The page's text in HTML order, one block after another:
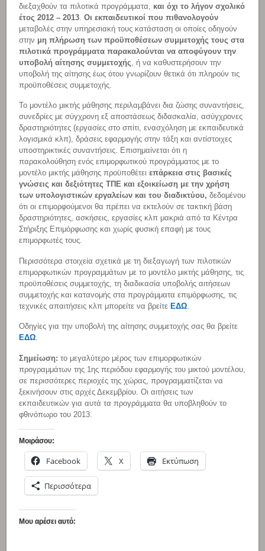
διεξαχθούν τα πιλοτικά προγράμματα, και όχι το λήγον σχολικό
έτος 2012 – 2013 .Οι εκπαιδευτικοί που πιθανολογούν
μεταβολές στην υπηρεσιακή τους κατάσταση οι οποίες οδηγούν
στην μη πλήρωση των προϋποθέσεων συμμετοχής τους στα
πιλοτικά προγράμματαπαρακαλούνται να αποφύγουν την
υποβολή αίτησης συμμετοχής , ή να καθυστερήσουν την
υποβολή της αίτησης έως ότου γνωρίζουν θετικά ότι πληρούν τις
προϋποθέσεις συμμετοχής.
Το μοντέλο μικτής μάθησης περιλαμβάνει δια ζώσης συναντήσεις,
συνεδρίες με σύγχρονη εξ αποστάσεως διδασκαλία, ασύγχρονες
δραστηριότητες (εργασίες στο σπίτι, ενασχόληση με εκπαιδευτικά
λογισμικά κλπ), δράσεις εφαρμογής στην τάξη και αντίστοιχες
υποστηρικτικές συναντήσεις. Επισημαίνεται ότι η
παρακολούθηση ενός επιμορφωτικού προγράμματος με το
μοντέλο μικτής μάθησης προϋποθέτειεπάρκεια στις βασικές
γνώσεις και δεξιότητες ΤΠΕ και εξοικείωση με την χρήση
των υπολογιστικών εργαλείων και του διαδικτύου, δεδομένου
ότι οι επιμορφούμενοι θα πρέπει να εκτελούν σε τακτική βάση
δραστηριότητες, ασκήσεις, εργασίες κλπ μακριά από τα Κέντρα
Στήριξης Επιμόρφωσης και χωρίς φυσική επαφή με τους
επιμορφωτές τους.
Περισσότερα στοιχεία σχετικά με τη διεξαγωγή των πιλοτικών
επιμορφωτικών προγραμμάτων με το μοντέλο μικτής μάθησης, τις
προϋποθέσεις συμμετοχής, τη διαδικασία υποβολής αιτήσεων
συμμετοχής και κατανομής στα προγράμματα επιμόρφωσης, τις
τεχνικές απαιτήσεις κλπ μπορείτε να βρείτεΕΔΩ
Οδηγίες για την υποβολή της αίτησης συμμετοχής σας θα βρείτε
ΕΔΩ.
Σημείωση: το μεγαλύτερο μέρος των επιμορφωτικών
προγραμμάτων της 1ης περιόδου εφαρμογής του μικτού μοντέλου,
σε περισσότερες περιοχές της χώρας, προγραμματίζεται να
ξεκινήσουν στις αρχές Δεκεμβρίου. Οι αιτήσεις των
εκπαιδευτικών για αυτά τα προγράμματα θα υποβληθούν το
φθινόπωρο του 2013.
Μοιράσου:
Facebook X Εκτύπωση
Περισσότερα
Μου αρέσει αυτό: